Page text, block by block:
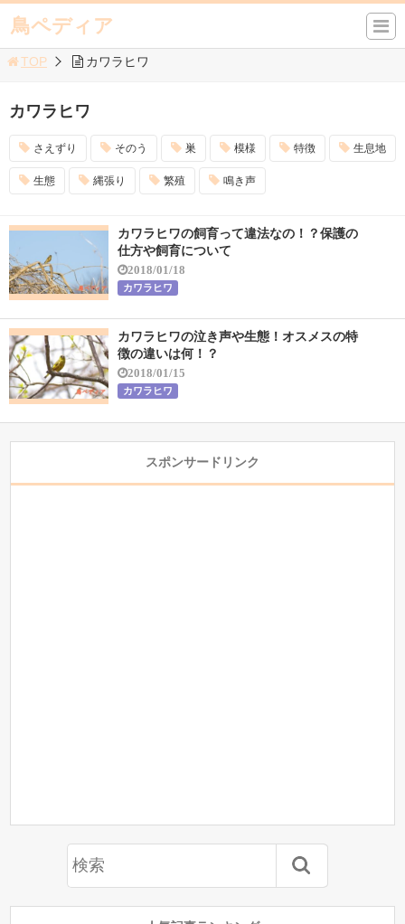
鳥ペディア
TOP カワラヒワ
カワラヒワ
さえずり そのう 巣 模様 特徴 生息地
生態 縄張り 繁殖 鳴き声
カワラヒワの飼育って違法なの！？保護の
仕方や飼育について
2018/01/18
カワラヒワ
カワラヒワの泣き声や生態！オスメスの特
徴の違いは何！？
2018/01/15
カワラヒワ
スポンサードリンク